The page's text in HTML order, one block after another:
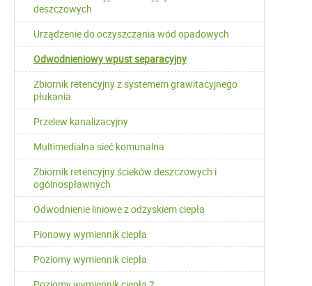
deszczowych
Urządzenie do oczyszczania wód opadowych
Odwodnieniowy wpust separacyjny
Zbiornik retencyjny z systemem grawitacyjnego
płukania
Przelew kanalizacyjny
Multimedialna sieć komunalna
Zbiornik retencyjny ścieków deszczowych i
ogólnospławnych
Odwodnienie liniowe z odzyskiem ciepła
Pionowy wymiennik ciepła
Poziomy wymiennik ciepła